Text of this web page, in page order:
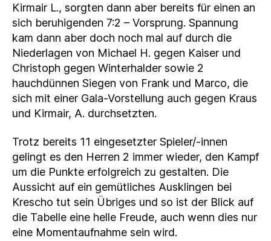
Kirmair L., sorgten dann aber bereits für einen an
sich beruhigenden 7:2 – Vorsprung. Spannung
kam dann aber doch noch mal auf durch die
Niederlagen von Michael H. gegen Kaiser und
Christoph gegen Winterhalder sowie 2
hauchdünnen Siegen von Frank und Marco, die
sich mit einer Gala-Vorstellung auch gegen Kraus
und Kirmair, A. durchsetzten.
Trotz bereits 11 eingesetzter Spieler/-innen
gelingt es den Herren 2 immer wieder, den Kampf
um die Punkte erfolgreich zu gestalten. Die
Aussicht auf ein gemütliches Ausklingen bei
Krescho tut sein Übriges und so ist der Blick auf
die Tabelle eine helle Freude, auch wenn dies nur
eine Momentaufnahme sein wird.